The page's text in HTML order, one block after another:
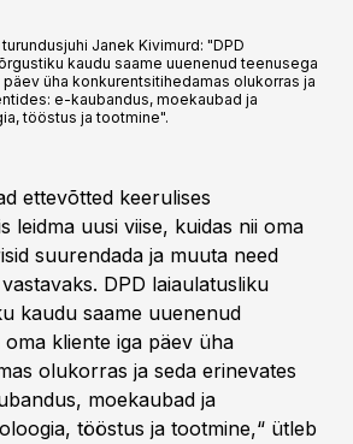
Janek Kivimurd: "DPD
kaudu saame uuenenud teenusega
üha konkurentsitihedamas olukorras ja
e-kaubandus, moekaubad ja
tööstus ja tootmine".
ettevõtted keerulises
leidma uusi viise, kuidas nii oma
suurendada ja muuta need
DPD laiaulatusliku
kaudu saame uuenenud
kliente iga päev üha
olukorras ja seda erinevates
moekaubad ja
tööstus ja tootmine,“ ütleb